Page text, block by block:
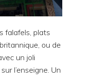
falafels, plats
ou de
un joli
l’enseigne. Un